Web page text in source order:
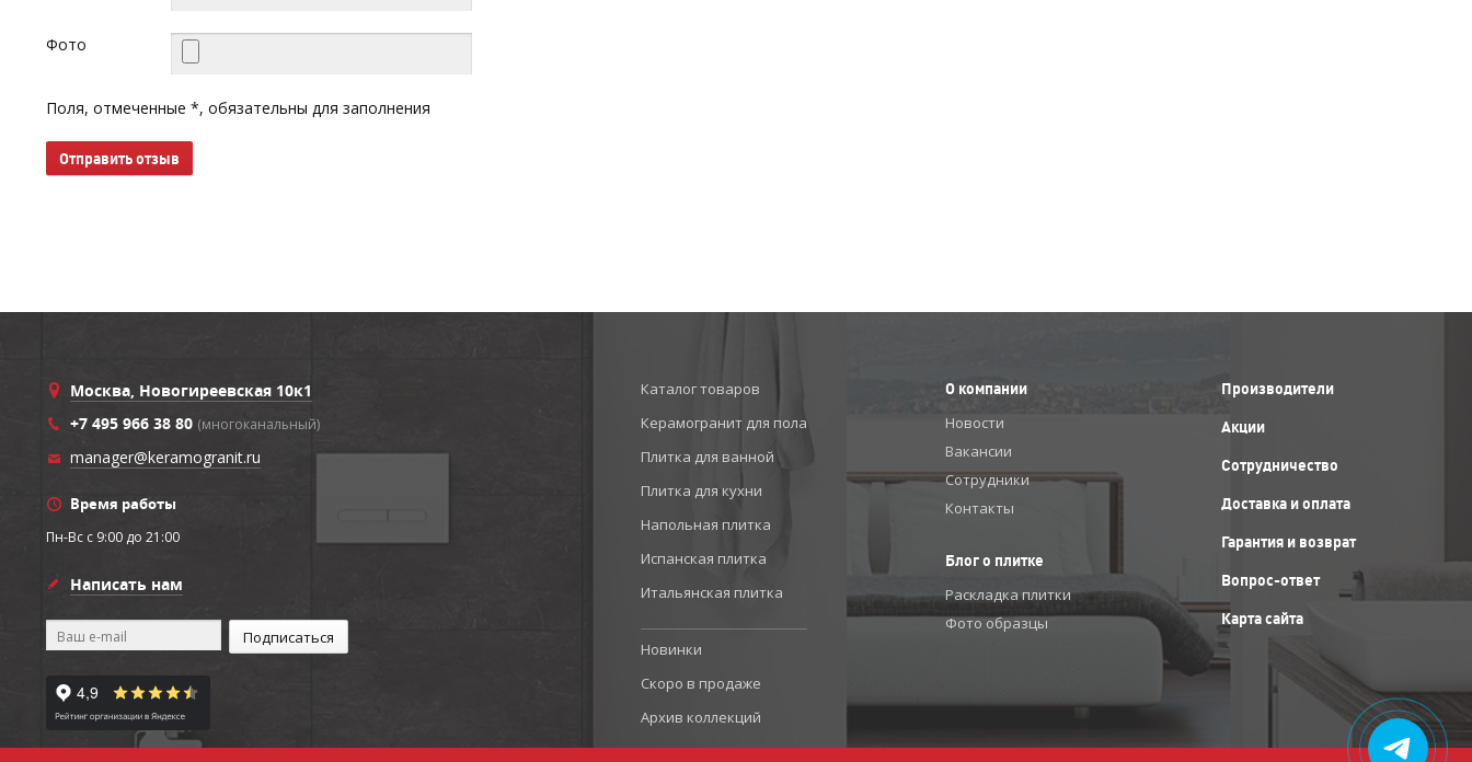
Фото
Поля, отмеченные *, обязательны для заполнения
Отправить отзыв
Москва, Новогиреевская 10к1
+7 495 966 38 80 (многоканальный)
manager@keramogranit.ru
Время работы
Пн-Вс c 9:00 до 21:00
Написать нам
Каталог товаров
Керамогранит для пола
Плитка для ванной
Плитка для кухни
Напольная плитка
Испанская плитка
Итальянская плитка
Новинки
Скоро в продаже
Архив коллекций
О компании
Новости
Вакансии
Сотрудники
Контакты
Блог о плитке
Раскладка плитки
Фото образцы
Производители
Акции
Сотрудничество
Доставка и оплата
Гарантия и возврат
Вопрос-ответ
Карта сайта